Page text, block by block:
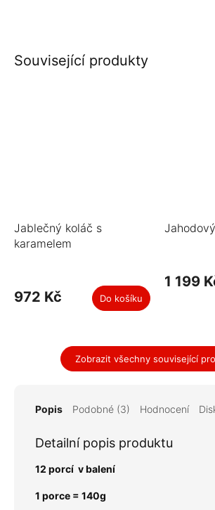
Související produkty
Jablečný koláč s
karamelem
972 Kč Do košíku
1 199
Zobrazit všechny související
Popis Podobné (3) Hodnocení
Detailní popis produktu
12 porcí v balení
1 porce = 140g